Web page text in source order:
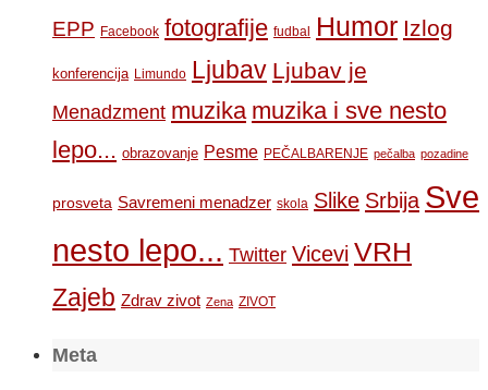
EPP Facebook fotografije fudbal Humor Izlog
konferencija Limundo Ljubav Ljubav je
Menadzment muzika muzika i sve nesto
lepo... obrazovanje Pesme PEČALBARENJE pečalba pozadine
prosveta Savremeni menadzer skola Slike Srbija Sve
nesto lepo... Twitter Vicevi VRH
Zajeb Zdrav zivot Zena ZIVOT
Meta